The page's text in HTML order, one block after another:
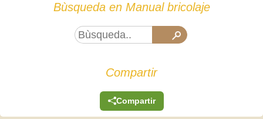
Bùsqueda en Manual bricolaje
Compartir
Compartir